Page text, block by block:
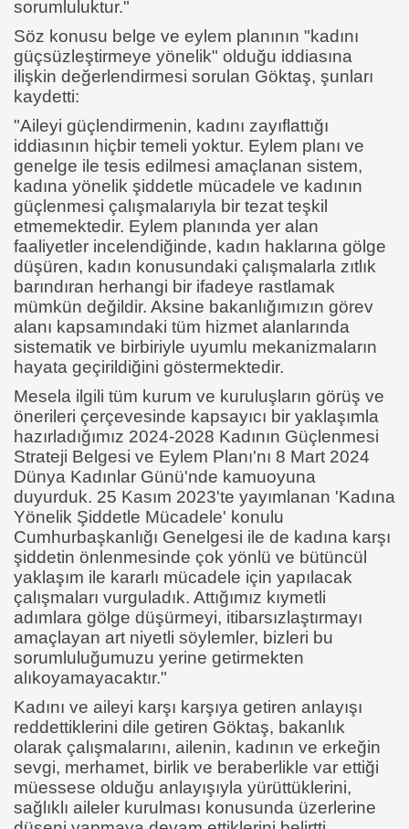
sorumluluktur."
Söz konusu belge ve eylem planının "kadını
güçsüzleştirmeye yönelik" olduğu iddiasına
ilişkin değerlendirmesi sorulan Göktaş, şunları
kaydetti:
"Aileyi güçlendirmenin, kadını zayıflattığı
iddiasının hiçbir temeli yoktur. Eylem planı ve
genelge ile tesis edilmesi amaçlanan sistem,
kadına yönelik şiddetle mücadele ve kadının
güçlenmesi çalışmalarıyla bir tezat teşkil
etmemektedir. Eylem planında yer alan
faaliyetler incelendiğinde, kadın haklarına gölge
düşüren, kadın konusundaki çalışmalarla zıtlık
barındıran herhangi bir ifadeye rastlamak
mümkün değildir. Aksine bakanlığımızın görev
alanı kapsamındaki tüm hizmet alanlarında
sistematik ve birbiriyle uyumlu mekanizmaların
hayata geçirildiğini göstermektedir.
Mesela ilgili tüm kurum ve kuruluşların görüş ve
önerileri çerçevesinde kapsayıcı bir yaklaşımla
hazırladığımız 2024-2028 Kadının Güçlenmesi
Strateji Belgesi ve Eylem Planı'nı 8 Mart 2024
Dünya Kadınlar Günü'nde kamuoyuna
duyurduk. 25 Kasım 2023'te yayımlanan 'Kadına
Yönelik Şiddetle Mücadele' konulu
Cumhurbaşkanlığı Genelgesi ile de kadına karşı
şiddetin önlenmesinde çok yönlü ve bütüncül
yaklaşım ile kararlı mücadele için yapılacak
çalışmaları vurguladık. Attığımız kıymetli
adımlara gölge düşürmeyi, itibarsızlaştırmayı
amaçlayan art niyetli söylemler, bizleri bu
sorumluluğumuzu yerine getirmekten
alıkoyamayacaktır."
Kadını ve aileyi karşı karşıya getiren anlayışı
reddettiklerini dile getiren Göktaş, bakanlık
olarak çalışmalarını, ailenin, kadının ve erkeğin
sevgi, merhamet, birlik ve beraberlikle var ettiği
müessese olduğu anlayışıyla yürüttüklerini,
sağlıklı aileler kurulması konusunda üzerlerine